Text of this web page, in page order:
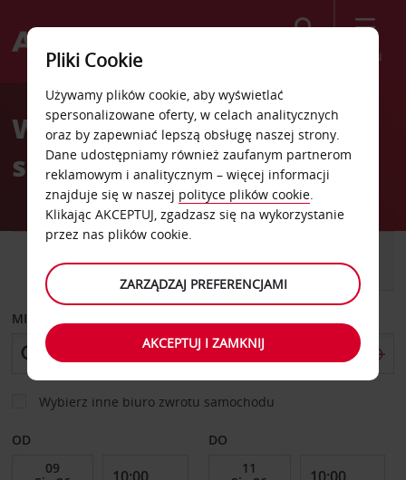
Menu
Welcome
AvisWypożyczalnia
samochodów Duncanville
DOSTAWCZY
MIEJSCE ODBIORU
Wybierz inne biuro zwrotu samochodu
OD DO
Pliki Cookie
Używamy plików cookie, aby wyświetlać
spersonalizowane oferty, w celach analitycznych
oraz by zapewniać lepszą obsługę naszej strony.
Dane udostępniamy również zaufanym partnerom
reklamowym i analitycznym – więcej informacji
znajduje się w naszej polityce plików cookie.
Klikając AKCEPTUJ, zgadzasz się na wykorzystanie
przez nas plików cookie.
ZARZĄDZAJ PREFERENCJAMI
AKCEPTUJ I ZAMKNIJ